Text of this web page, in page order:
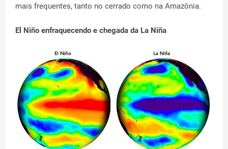
mais frequentes, tanto no cerrado como na Amazônia.
El Niño enfraquecendo e chegada da La Niña